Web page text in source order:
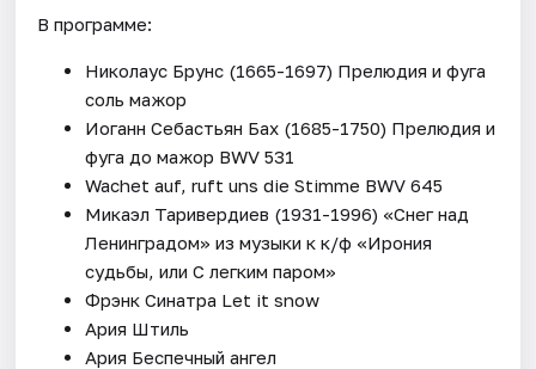
В программе:
Николаус Брунс (1665-1697) Прелюдия и фуга
соль мажор
Иоганн Себастьян Бах (1685-1750) Прелюдия и
фуга до мажор BWV 531
Wachet auf, ruft uns die Stimme BWV 645
Микаэл Таривердиев (1931-1996) «Снег над
Ленинградом» из музыки к к/ф «Ирония
судьбы, или С легким паром»
Фрэнк Синатра Let it snow
Ария Штиль
Ария Беспечный ангел